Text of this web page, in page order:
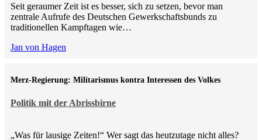
Seit geraumer Zeit ist es besser, sich zu setzen, bevor man
zentrale Aufrufe des Deutschen Gewerkschaftsbunds zu
traditionellen Kampftagen wie…
Jan von Hagen
Politik mit der Abrissbirne
Merz-Regierung: Militarismus kontra Inte­ressen des Volkes
„Was für lausige Zeiten!“ Wer sagt das heutzutage nicht alles?